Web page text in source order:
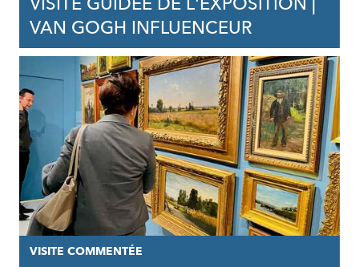
VAN GOGH INFLUENCEUR
VISITE COMMENTÉE